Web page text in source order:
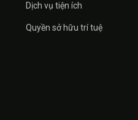
Dịch vụ tiện ích
Quyền sở hữu trí tuệ